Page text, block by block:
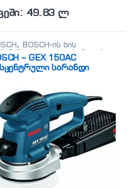
49.83 ლ
, BOSCH-ის ხის
ხელსაწყოები
– GEX 150AC
სარანდი